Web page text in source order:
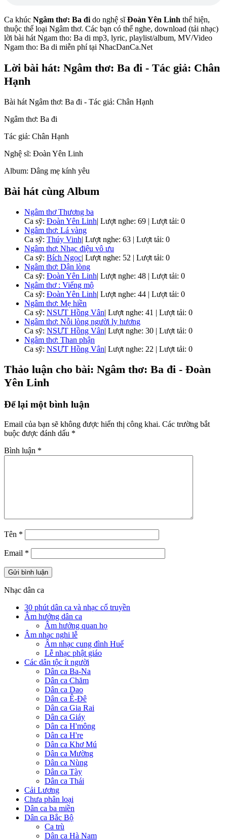
Ca khúc Ngâm thơ: Ba đido nghệ sĩĐoàn Yên Linh thể hiện,
thuộc thể loại Ngâm thơ. Các bạn có thể nghe, download (tải nhạc)
lời bài hát Ngam tho: Ba di mp3, lyric, playlist/album, MV/Video
Ngam tho: Ba di miễn phí tại NhacDanCa.Net
Lời bài hát: Ngâm thơ: Ba đi - Tác giả: Chân
Hạnh
Bài hát Ngâm thơ: Ba đi - Tác giả: Chân Hạnh
Ngâm thơ: Ba đi
Tác giả: Chân Hạnh
Nghệ sĩ: Đoàn Yên Linh
Album: Dâng mẹ kính yêu
Bài hát cùng Album
Ngâm thơ Thương ba
Ca sỹ: Đoàn Yên Linh| Lượt nghe: 69 | Lượt tải: 0
Ngâm thơ: Lá vàng
Ca sỹ: Thúy Vinh| Lượt nghe: 63 | Lượt tải: 0
Ngâm thơ: Nhạc điệu vô ưu
Ca sỹ: Bích Ngọc| Lượt nghe: 52 | Lượt tải: 0
Ngâm thơ: Dận lòng
Ca sỹ: Đoàn Yên Linh| Lượt nghe: 48 | Lượt tải: 0
Ngâm thơ : Viếng mộ
Ca sỹ: Đoàn Yên Linh| Lượt nghe: 44 | Lượt tải: 0
Ngâm thơ: Mẹ hiền
Ca sỹ: NSƯT Hồng Vân| Lượt nghe: 41 | Lượt tải: 0
Ngâm thơ: Nỗi lòng người ly hương
Ca sỹ: NSƯT Hồng Vân| Lượt nghe: 30 | Lượt tải: 0
Ngâm thơ: Than phận
Ca sỹ: NSƯT Hồng Vân| Lượt nghe: 22 | Lượt tải: 0
Thảo luận cho bài: Ngâm thơ: Ba đi - Đoàn
Yên Linh
Để lại một bình luận
Email của bạn sẽ không được hiển thị công khai. Các trường bắt
buộc được đánh dấu *
Bình luận *
Tên *
Email *
Nhạc dân ca
30 phút dân ca và nhạc cổ truyền
Âm hưởng dân ca
Âm hưởng quan họ
Âm nhạc nghi lễ
Âm nhạc cung đình Huế
Lễ nhạc phật giáo
Các dân tộc ít người
Dân ca Ba-Na
Dân ca Chăm
Dân ca Dao
Dân ca Ê-Đê
Dân ca Gia Rai
Dân ca Giáy
Dân ca H'mông
Dân ca H're
Dân ca Khơ Mú
Dân ca Mường
Dân ca Nùng
Dân ca Tày
Dân ca Thái
Cải Lương
Chưa phân loại
Dân ca ba miền
Dân ca Bắc Bộ
Ca trù
Dân ca Hà Nam